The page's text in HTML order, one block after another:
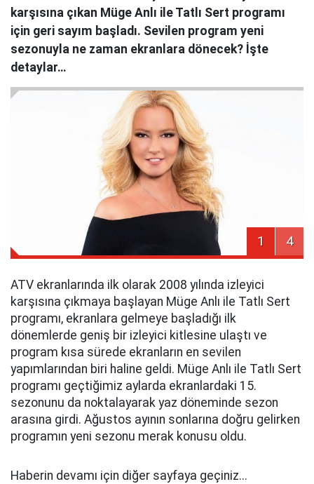
karşısına çıkan Müge Anlı ile Tatlı Sert programı
için geri sayım başladı. Sevilen program yeni
sezonuyla ne zaman ekranlara dönecek? İşte
detaylar…
1 4
ATV ekranlarında ilk olarak 2008 yılında izleyici
karşısına çıkmaya başlayan Müge Anlı ile Tatlı Sert
programı, ekranlara gelmeye başladığı ilk
dönemlerde geniş bir izleyici kitlesine ulaştı ve
program kısa sürede ekranların en sevilen
yapımlarından biri haline geldi. Müge Anlı ile Tatlı Sert
programı geçtiğimiz aylarda ekranlardaki 15.
sezonunu da noktalayarak yaz döneminde sezon
arasına girdi. Ağustos ayının sonlarına doğru gelirken
programın yeni sezonu merak konusu oldu.
Haberin devamı için diğer sayfaya geçiniz...